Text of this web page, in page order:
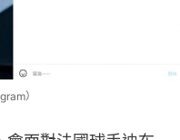
）